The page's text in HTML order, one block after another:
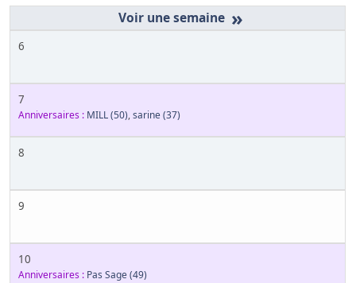
»
6
7
Anniversaires : MILL(50),sarine(37)
8
9
10
Anniversaires : Pas Sage(49)